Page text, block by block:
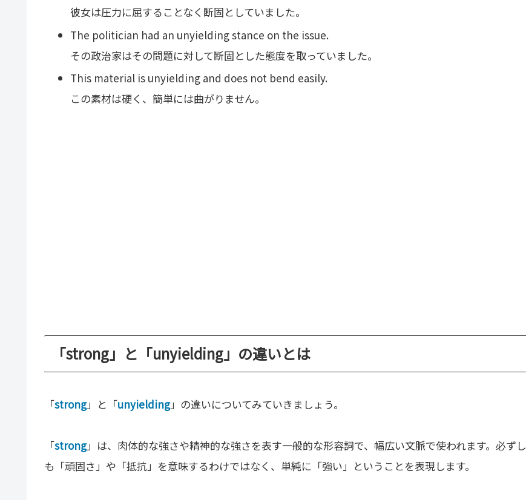
彼女は圧力に屈することなく断固としていました。
The politician had an unyielding stance on the issue.
その政治家はその問題に対して断固とした態度を取っていました。
This material is unyielding and does not bend easily.
この素材は硬く、簡単には曲がりません。
「strong」と「unyielding」の違いとは
「strong」と「unyielding」の違いについてみていきましょう。
「strong」は、肉体的な強さや精神的な強さを表す一般的な形容詞で、幅広い文脈で使われます。必ずし
も「頑固さ」や「抵抗」を意味するわけではなく、単純に「強い」ということを表現します。